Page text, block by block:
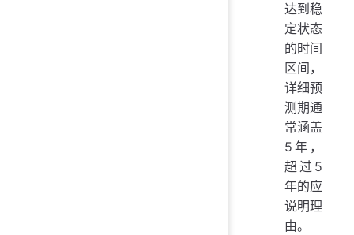
达到稳
定状态
的时间
区间，
详细预
测期通
常涵盖
5年，
超过5
年的应
说明理
由。